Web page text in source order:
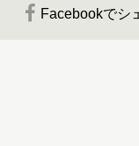
Facebookでシ